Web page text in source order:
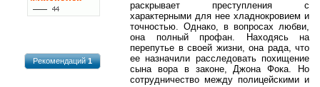
Рекомендаций1
раскрывает преступления с
характерными для нее хладнокровием и
точностью. Однако, в вопросах любви,
она полный профан. Находясь на
перепутье в своей жизни, она рада, что
ее назначили расследовать похищение
сына вора в законе, Джона Фока. Но
сотрудничество между полицейскими и